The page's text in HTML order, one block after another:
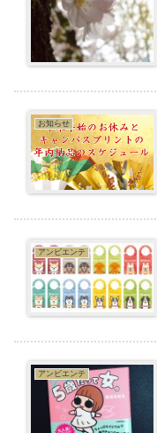
お知らせ
アンビエンテ
アンビエンテ